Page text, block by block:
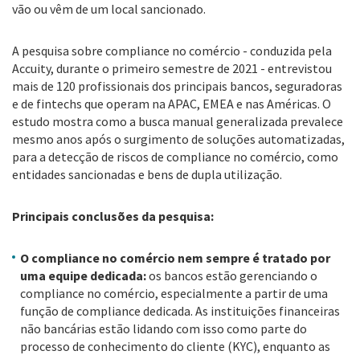
vão ou vêm de um local sancionado.
A pesquisa sobre compliance no comércio - conduzida pela
Accuity, durante o primeiro semestre de 2021 - entrevistou
mais de 120 profissionais dos principais bancos, seguradoras
e de fintechs que operam na APAC, EMEA e nas Américas. O
estudo mostra como a busca manual generalizada prevalece
mesmo anos após o surgimento de soluções automatizadas,
para a detecção de riscos de compliance no comércio, como
entidades sancionadas e bens de dupla utilização.
Principais conclusões da pesquisa:
O compliance no comércio nem sempre é tratado por
uma equipe dedicada:os bancos estão gerenciando o
compliance no comércio, especialmente a partir de uma
função de compliance dedicada. As instituições financeiras
não bancárias estão lidando com isso como parte do
processo de conhecimento do cliente (KYC), enquanto as